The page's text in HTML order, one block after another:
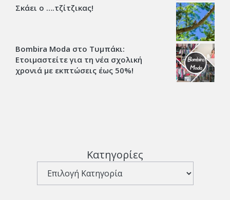
Σκάει ο ….τζίτζικας!
Bombira Moda στο Τυμπάκι:
Ετοιμαστείτε για τη νέα σχολική
χρονιά με εκπτώσεις έως 50%!
Κατηγορίες